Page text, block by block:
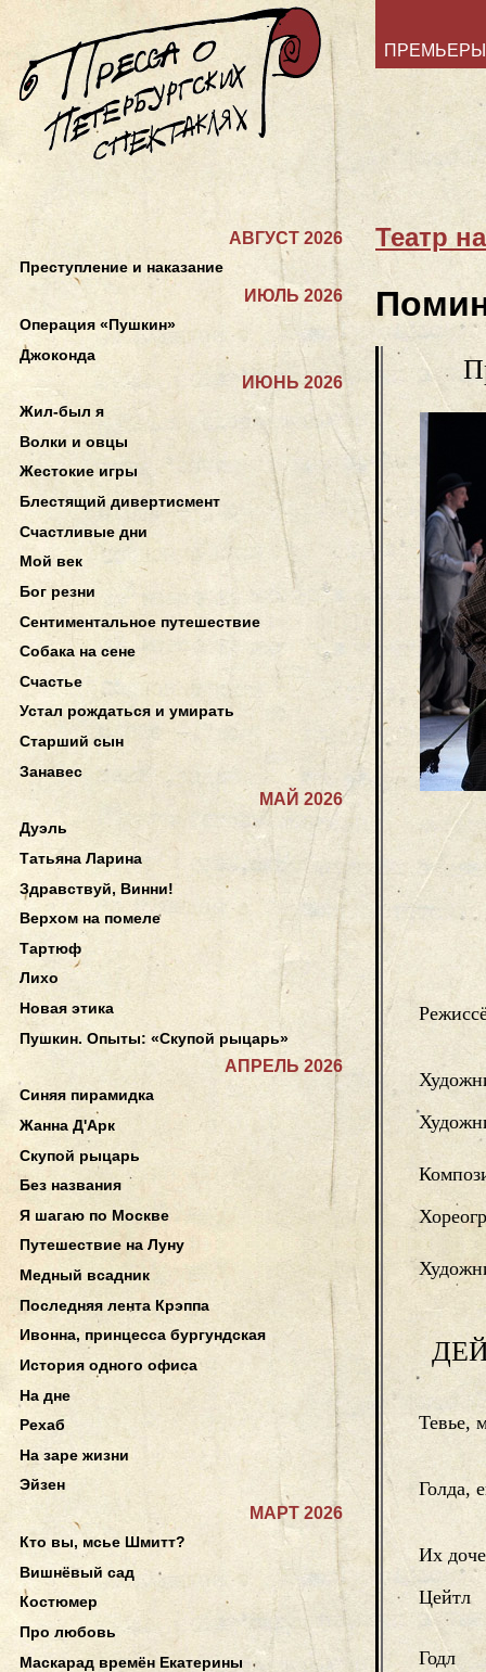
ПРЕМЬЕРЫ
Театр
Тевье,
Голда,
Их
Цейтл
Годл
АВГУСТ 2026
Преступление и наказание
ИЮЛЬ 2026
Операция «Пушкин»
Джоконда
ИЮНЬ 2026
Жил-был я
Волки и овцы
Жестокие игры
Блестящий дивертисмент
Счастливые дни
Мой век
Бог резни
Сентиментальное путешествие
Собака на сене
Счастье
Устал рождаться и умирать
Старший сын
Занавес
МАЙ 2026
Дуэль
Татьяна Ларина
Здравствуй, Винни!
Верхом на помеле
Тартюф
Лихо
Новая этика
Пушкин. Опыты: «Скупой рыцарь»
АПРЕЛЬ 2026
Синяя пирамидка
Жанна Д'Арк
Скупой рыцарь
Без названия
Я шагаю по Москве
Путешествие на Луну
Медный всадник
Последняя лента Крэппа
Ивонна, принцесса бургундская
История одного офиса
На дне
Рехаб
На заре жизни
Эйзен
МАРТ 2026
Кто вы, мсье Шмитт?
Вишнёвый сад
Костюмер
Про любовь
Маскарад времён Екатерины